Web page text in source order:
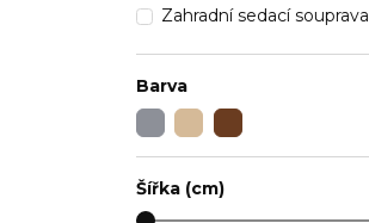
Zahradní sedací souprava
Barva
Šířka (cm)